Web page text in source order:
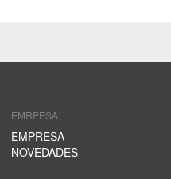
EMRPESA
EMPRESA
NOVEDADES